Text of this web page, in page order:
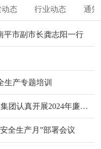
动态 行业动态 通
平市副市长龚志阳一行
生产专题培训
加强党纪教育 护航干事创业 翔业集团认真开展2024年廉洁文化宣传教育月活动
全生产月”部署会议